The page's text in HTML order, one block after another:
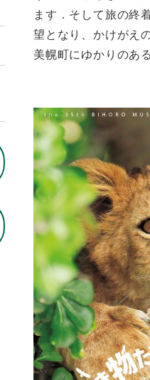
ます．そして旅の終
望となり、かけがえ
美幌町にゆかりのあ